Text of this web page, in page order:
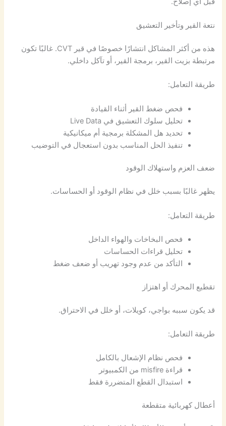
نتعة القير وتأخير التعشيق
هذه من أكثر المشاكل انتشارًا خصوصًا في قير CVT. غالبًا تكون
مرتبطة بزيت القير، برمجة القير، أو تآكل داخلي.
طريقة التعامل:
فحص ضغط القير أثناء القيادة
تحليل سلوك التعشيق في Live Data
تحديد هل المشكلة برمجية أم ميكانيكية
تنفيذ الحل المناسب بدون استعجال في التوضيب
ضعف العزم واستهلاك الوقود
يظهر غالبًا بسبب خلل في نظام الوقود أو الحساسات.
طريقة التعامل:
فحص البخاخات والهواء الداخل
تحليل قراءات الحساسات
التأكد من عدم وجود تهريب أو ضعف ضغط
تقطيع المحرك أو اهتزاز
قد يكون سببه بواجي، كويلات، أو خلل في الاحتراق.
طريقة التعامل:
فحص نظام الإشعال بالكامل
قراءة misfire من الكمبيوتر
استبدال القطع المتضررة فقط
أعطال كهربائية متقطعة